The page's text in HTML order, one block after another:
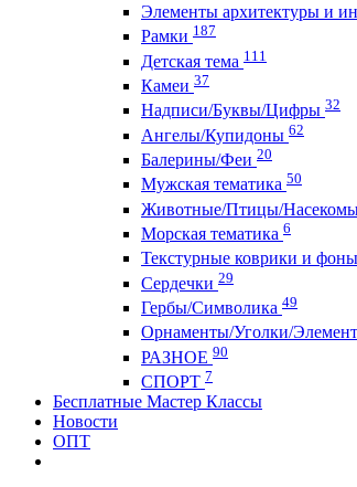
Элементы архитектуры и
Рамки 187
Детская тема 111
Камеи 37
Надписи/Буквы/Цифры 32
Ангелы/Купидоны 62
Балерины/Феи 20
Мужская тематика 50
Животные/Птицы/
Морская тематика 6
Текстурные коврики и фоны
Сердечки 29
Гербы/Символика 49
Орнаменты/Уголки/
РАЗНОЕ 90
СПОРТ 7
Бесплатные Мастер Классы
Новости
ОПТ